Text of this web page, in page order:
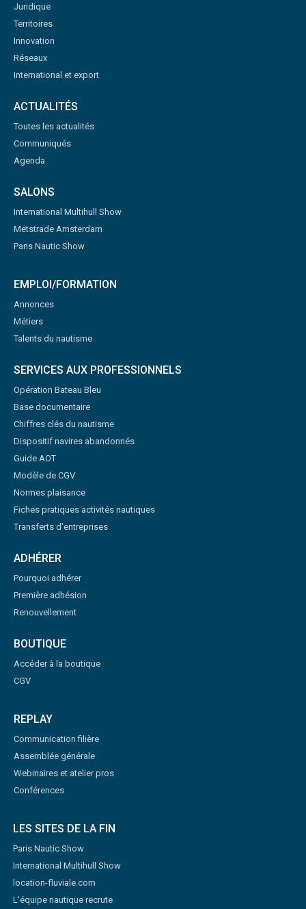
Juridique
Territoires
Innovation
Réseaux
International et export
ACTUALITÉS
Toutes les actualités
Communiqués
Agenda
SALONS
International Multihull Show
Metstrade Amsterdam
Paris Nautic Show
EMPLOI/FORMATION
Annonces
Métiers
Talents du nautisme
SERVICES AUX PROFESSIONNELS
Opération Bateau Bleu
Base documentaire
Chiffres clés du nautisme
Dispositif navires abandonnés
Guide AOT
Modèle de CGV
Normes plaisance
Fiches pratiques activités nautiques
Transferts d'entreprises
ADHÉRER
Pourquoi adhérer
Première adhésion
Renouvellement
BOUTIQUE
Accéder à la boutique
CGV
REPLAY
Communication filière
Assemblée générale
Webinaires et atelier pros
Conférences
LES SITES DE LA FIN
Paris Nautic Show
International Multihull Show
location-fluviale.com
L'équipe nautique recrute